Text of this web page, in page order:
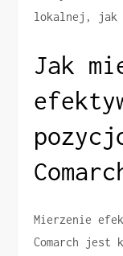
lokalnej, jak
Jak
Mierzenie
Comarch jest